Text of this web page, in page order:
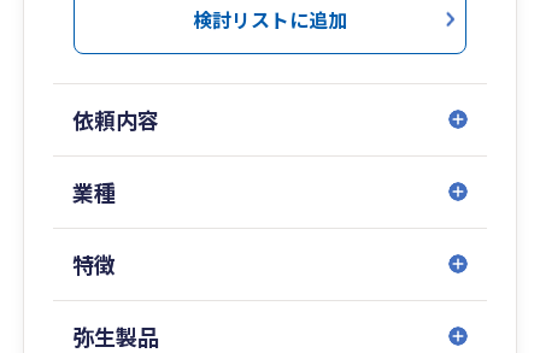
税務手続きのみならず、経営に関しても総合的な
検討リストに追加
依頼内容
業種
特徴
弥生製品